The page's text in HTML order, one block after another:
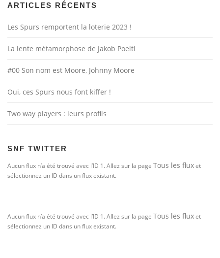
ARTICLES RÉCENTS
Les Spurs remportent la loterie 2023 !
La lente métamorphose de Jakob Poeltl
#00 Son nom est Moore, Johnny Moore
Oui, ces Spurs nous font kiffer !
Two way players : leurs profils
SNF TWITTER
Aucun flux n’a été trouvé avec l’ID 1. Allez sur la page Tous les fluxet
sélectionnez un ID dans un flux existant.
Aucun flux n’a été trouvé avec l’ID 1. Allez sur la page Tous les fluxet
sélectionnez un ID dans un flux existant.